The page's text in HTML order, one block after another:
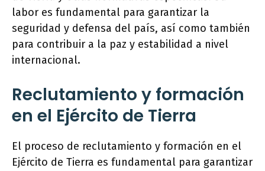
labor es fundamental para garantizar la
seguridad y defensa del país, así como también
para contribuir a la paz y estabilidad a nivel
internacional.
Reclutamiento y formación
en el Ejército de Tierra
El proceso de reclutamiento y formación en el
Ejército de Tierra es fundamental para garantizar